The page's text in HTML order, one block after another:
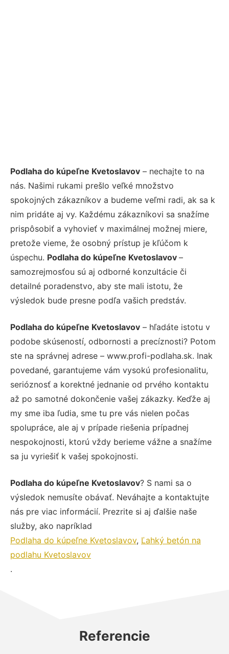
Podlaha do kúpeľne Kvetoslavov – nechajte to na
nás. Našimi rukami prešlo veľké množstvo
spokojných zákazníkov a budeme veľmi radi, ak sa k
nim pridáte aj vy. Každému zákazníkovi sa snažíme
prispôsobiť a vyhovieť v maximálnej možnej miere,
pretože vieme, že osobný prístup je kľúčom k
úspechu. Podlaha do kúpeľne Kvetoslavov –
samozrejmosťou sú aj odborné konzultácie či
detailné poradenstvo, aby ste mali istotu, že
výsledok bude presne podľa vašich predstáv.
Podlaha do kúpeľne Kvetoslavov – hľadáte istotu v
podobe skúseností, odbornosti a precíznosti? Potom
ste na správnej adrese – www.profi-podlaha.sk. Inak
povedané, garantujeme vám vysokú profesionalitu,
serióznosť a korektné jednanie od prvého kontaktu
až po samotné dokončenie vašej zákazky. Keďže aj
my sme iba ľudia, sme tu pre vás nielen počas
spolupráce, ale aj v prípade riešenia prípadnej
nespokojnosti, ktorú vždy berieme vážne a snažíme
sa ju vyriešiť k vašej spokojnosti.
Podlaha do kúpeľne Kvetoslavov? S nami sa o
výsledok nemusíte obávať. Neváhajte a kontaktujte
nás pre viac informácií. Prezrite si aj ďalšie naše
služby, ako napríklad
Podlaha do kúpeľne Kvetoslavov, Ľahký betón na
podlahu Kvetoslavov
.
Referencie